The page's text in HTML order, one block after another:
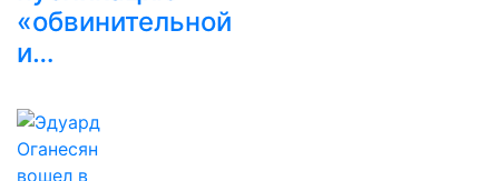
«обвинительной
и…